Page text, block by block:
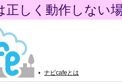
正しく動作しない
ナビcafeとは